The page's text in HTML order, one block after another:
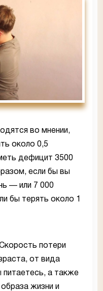
во мнении,
около 0,5
дефицит 3500
если бы вы
— или 7 000
бы терять около 1
потери
от вида
питаетесь, а также
жизни и